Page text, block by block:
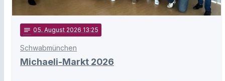
notes 05. August 2026 13:25
Schwabmünchen
Michaeli-Markt 2026